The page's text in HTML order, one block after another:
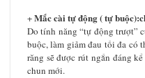
+Mắc cài tự động ( tự
Do tính năng “tự động trượt”
buộc, làm giảm đau tối đa có
răng sẽ được rút ngắn đáng
chun mới.